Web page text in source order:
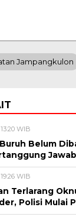
Jampangkulon
WIB
Belum
Jawab
WIB
Terlarang
Polisi Mulai